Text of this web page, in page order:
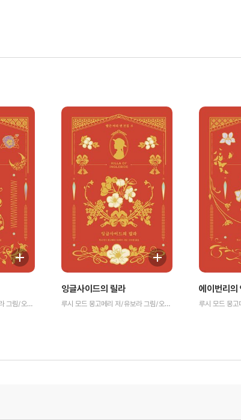
루시 모드 몽고메리 저/유보라 그림/오수원 역
잉글사이드의 릴라
루시 모드 몽고메리 저/유보라 그림/오수원 역
에이번리의